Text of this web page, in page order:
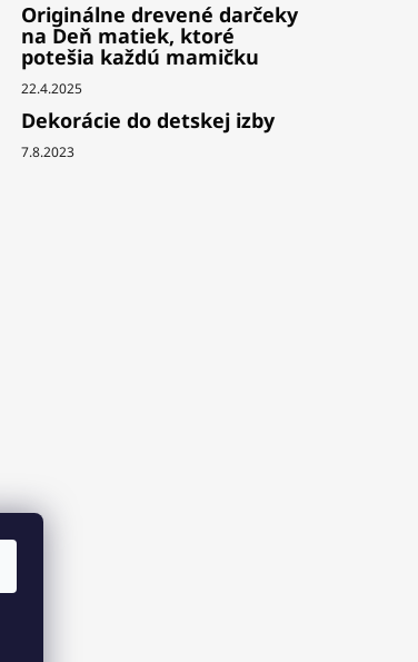
Originálne drevené darčeky
na Deň matiek, ktoré
potešia každú mamičku
22.4.2025
Dekorácie do detskej izby
7.8.2023